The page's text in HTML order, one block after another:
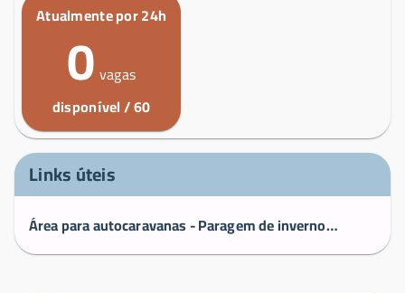
Atualmente por 24h
0 vagas
disponível / 60
Links úteis
Área para autocaravanas - Paragem de inverno no Morbihan